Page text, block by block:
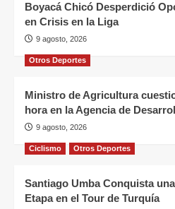
Boyacá Chicó Desperdició
en Crisis en la Liga
9 agosto, 2026
Otros Deportes
Ministro de Agricultura
hora en la Agencia de
9 agosto, 2026
Ciclismo Otros Deportes
Santiago Umba Conquista
Etapa en el Tour de Turquía